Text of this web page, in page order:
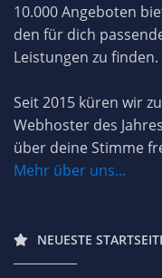
10.000 Angeboten
den für dich
Leistungen zu finden.
Seit 2015 küren wir
Webhoster des
über deine Stimme
Mehr über uns...
NEUESTE